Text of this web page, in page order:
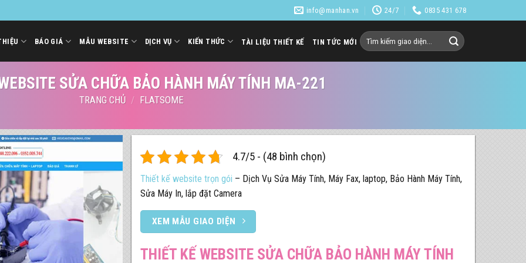
info@manhan.vn 24/7 0835 431 678
BÁO GIÁ MẪU WEBSITE DỊCH VỤ KIẾN THỨC TÀI LIỆU THIẾT KẾ TIN TỨC MỚI Tìm
SỬA CHỮA BẢO HÀNH MÁY TÍNH MA-221
TRANG CHỦ / FLATSOME
4.7/5 - (48 bình chọn)
Thiết kế website trọn gói – Dịch Vụ Sửa Máy Tính, Máy Fax, laptop, Bảo Hành Máy Tính,
Sửa Máy In, lắp đặt Camera
XEM MẪU GIAO DIỆN
THIẾT KẾ WEBSITE SỬA CHỮA BẢO HÀNH MÁY TÍNH